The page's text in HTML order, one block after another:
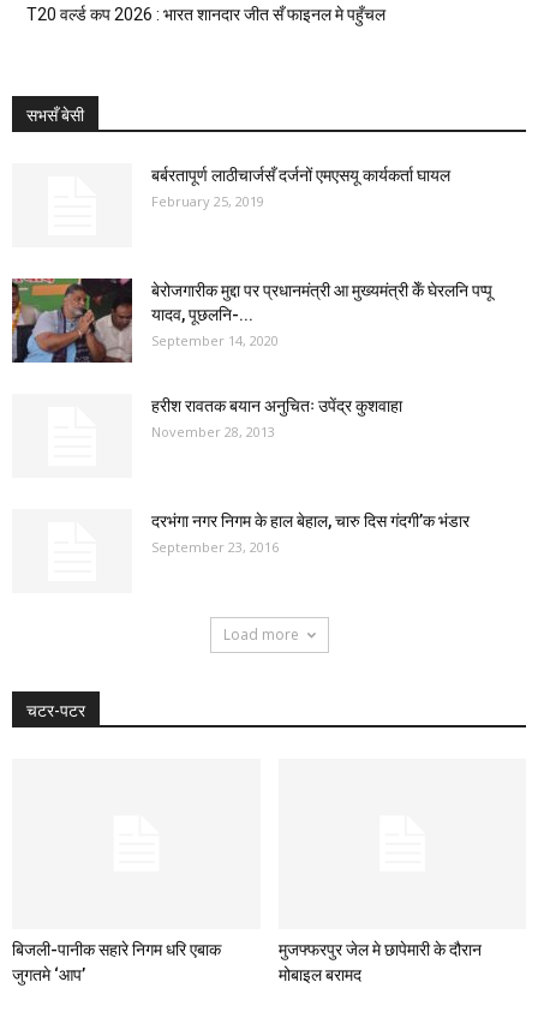
T20 वर्ल्ड कप 2026 : भारत शानदार जीत सँ फाइनल मे पहुँचल
सभसँ बेसी
बर्बरतापूर्ण लाठीचार्जसँ दर्जनों एमएसयू कार्यकर्ता घायल
February 25, 2019
बेरोजगारीक मुद्दा पर प्रधानमंत्री आ मुख्यमंत्री केँ घेरलनि पप्पू
यादव, पूछलनि-...
September 14, 2020
हरीश रावतक बयान अनुचितः उपेंद्र कुशवाहा
November 28, 2013
दरभंगा नगर निगम के हाल बेहाल, चारु दिस गंदगी’क भंडार
September 23, 2016
Load more
चटर-पटर
बिजली-पानीक सहारे निगम धरि एबाक
जुगतमे ‘आप’
मुजफ्फरपुर जेल मे छापेमारी के दौरान
मोबाइल बरामद